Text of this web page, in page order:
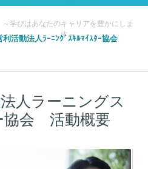
利活動法人ﾗｰﾆﾝｸﾞｽｷﾙﾏｲｽﾀｰ協会
～学びはあなたのキャリアを豊かにしま
す～
人ラーニングス
協会 活動概要